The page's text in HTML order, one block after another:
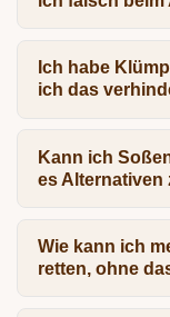
Ich habe
ich das
Kann ich
es Alternativen
Wie kann ich
retten, ohne